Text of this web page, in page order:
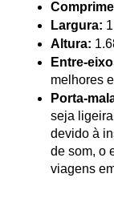
Largura:
Altura:
Entre-
melhores
Porta-
seja
devido à
de som, o
viagens